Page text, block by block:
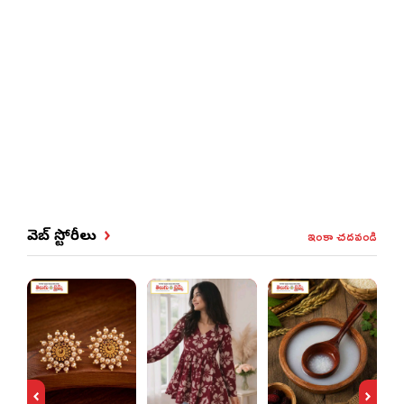
వెబ్ స్టోరీలు ఇంకా చదవండి